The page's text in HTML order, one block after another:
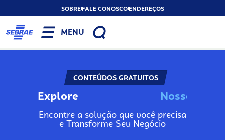
SOBREFALE CONOSCOENDEREÇOS
MENU
CONTEÚDOS GRATUITOS
Explore Nosso
Encontre a solução que você precisa
e Transforme Seu Negócio